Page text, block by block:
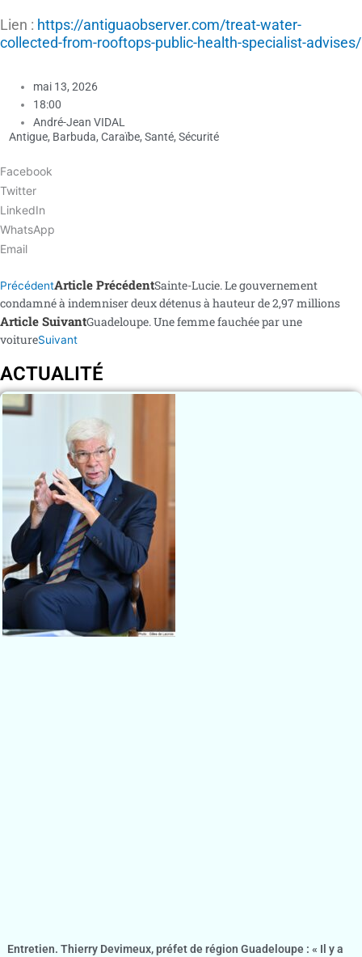
Lien : https://antiguaobserver.com/treat-water-
collected-from-rooftops-public-health-specialist-advises/
mai 13, 2026
18:00
André-Jean VIDAL
Antigue, Barbuda, Caraïbe, Santé, Sécurité
Facebook
Twitter
LinkedIn
WhatsApp
Email
PrécédentArticle PrécédentSainte-Lucie. Le gouvernement
condamné à indemniser deux détenus à hauteur de 2,97 millions
Article SuivantGuadeloupe. Une femme fauchée par une
voitureSuivant
ACTUALITÉ
Entretien. Thierry Devimeux, préfet de région Guadeloupe : « Il y a